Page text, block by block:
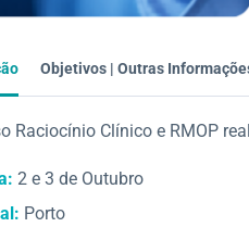
Objetivos | Outras
Raciocínio Clínico e RMOP
2 e 3 de Outubro
Porto